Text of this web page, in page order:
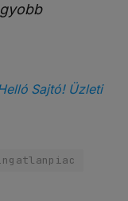
Sajtó! Üzleti